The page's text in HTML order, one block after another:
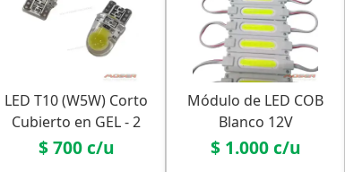
LED T10 (W5W) Corto
Cubierto en GEL - 2
LED
$ 700 c/u
Módulo de LED COB
Blanco 12V
$ 1.000 c/u